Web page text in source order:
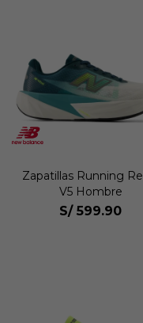
Zapatillas Running
V5 Hombre
S/ 599.90